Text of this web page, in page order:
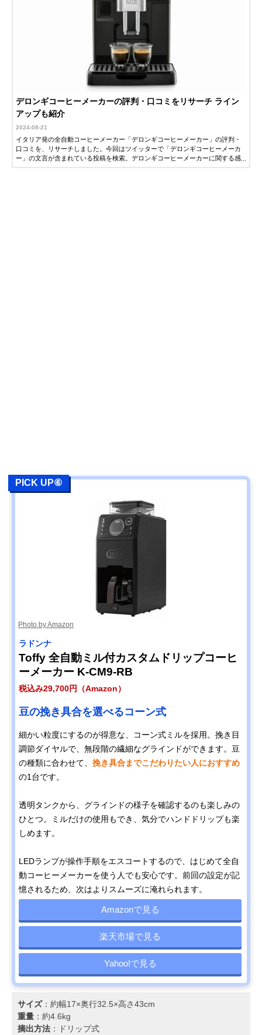
デロンギコーヒーメーカーの評判・口コミをリサーチ ライン
アップも紹介
2024-08-21
イタリア発の全自動コーヒーメーカー「デロンギコーヒーメーカー」の評判・
口コミを、リサーチしました。今回はツイッターで「デロンギコーヒーメーカ
ー」の文言が含まれている投稿を検索。デロンギコーヒーメーカーに関する感
PICK UP⑥
Photo by Amazon
ラドンナ
Toffy 全自動ミル付カスタムドリップコーヒ
ーメーカー K-CM9-RB
税込み29,700円（Amazon）
豆の挽き具合を選べるコーン式
細かい粒度にするのが得意な、コーン式ミルを採用。挽き目
調節ダイヤルで、無段階の繊細なグラインドができます。豆
の種類に合わせて、 挽き具合までこだわりたい人におすすめ
の1台です。
透明タンクから、グラインドの様子を確認するのも楽しみの
ひとつ。ミルだけの使用もでき、気分でハンドドリップも楽
しめます。
LEDランプが操作手順をエスコートするので、はじめて全自
動コーヒーメーカーを使う人でも安心です。前回の設定が記
憶されるため、次はよりスムーズに淹れられます。
Amazonで見る
楽天市場で見る
Yahoo!で見る
サイズ：約幅17×奥行32.5×高さ43cm
重量 ：約4.6kg
摘出方法 ：ドリップ式